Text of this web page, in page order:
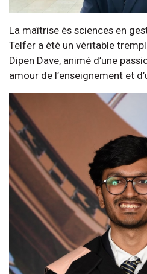
La maîtrise ès sciences en
Telfer a été un véritable
Dipen Dave, animé d’une
amour de l’enseignement et